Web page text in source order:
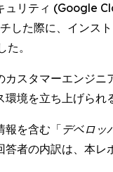
ュリティ (Google
した際に、インス
。
カスタマーエンジ
環境を立ち上げら
報を含む「デベロッ
者の内訳は、本レ